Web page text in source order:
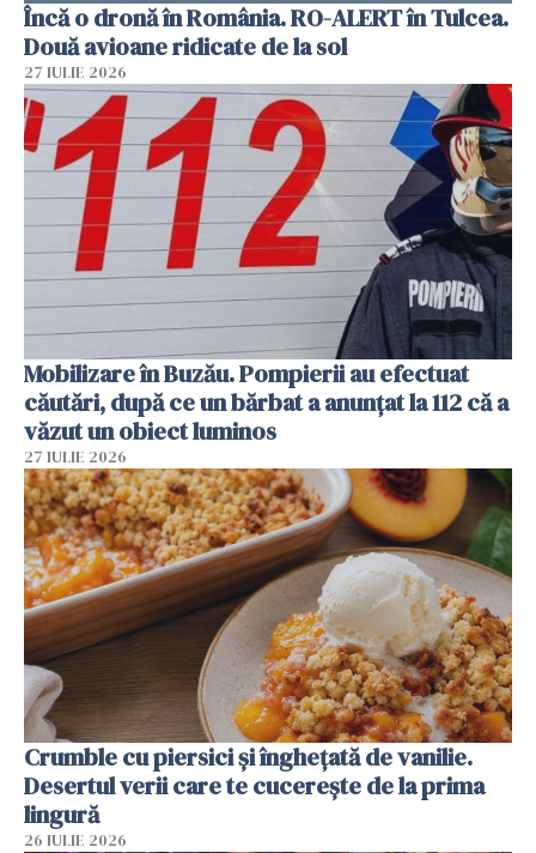
Încă o dronă în România. RO-ALERT în Tulcea.
Două avioane ridicate de la sol
27 IULIE 2026
Mobilizare în Buzău. Pompierii au efectuat
căutări, după ce un bărbat a anunțat la 112 că a
văzut un obiect luminos
27 IULIE 2026
Crumble cu piersici și înghețată de vanilie.
Desertul verii care te cucerește de la prima
lingură
26 IULIE 2026